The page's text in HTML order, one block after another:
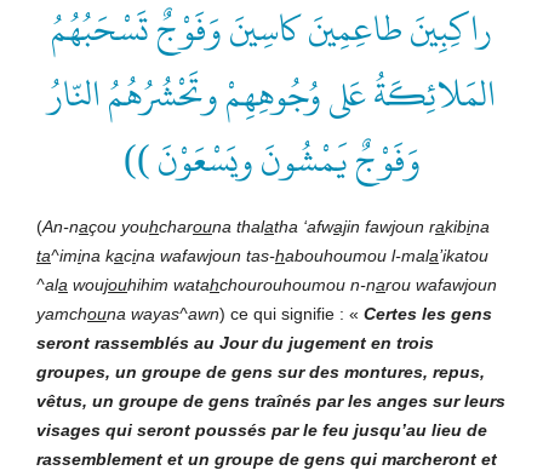
راكِبِينَ طاعِمِينَ كاسِينَ وَفَوْجٌ تَسْحَبُهُمُ
المَلائِكَةُ عَلى وُجُوهِهِمْ وتَحْشُرُهُمُ النّارُ
وَفَوْجٌ يَمْشُونَ ويَسْعَوْنَ ))
(An-naçou youhcharouna thalatha ‘afwajin fawjoun rakibina
ta^imina kacina wafawjoun tas-habouhoumou l-mala’ikatou
^ala woujouhihim watahchourouhoumou n-narou wafawjoun
yamchouna wayas^awn) ce qui signifie : « Certes les gens
seront rassemblés au Jour du jugement en trois
groupes, un groupe de gens sur des montures, repus,
vêtus, un groupe de gens traînés par les anges sur leurs
visages qui seront poussés par le feu jusqu’au lieu de
rassemblement et un groupe de gens qui marcheront et